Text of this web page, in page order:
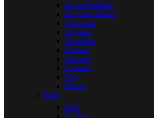
Caixa Moldada
Disjuntor Motor
Eletromar
Legrand
Schneider
Sibratec
Siemens
Soprano
Weg
Outros
Relé
Relé
By Pass